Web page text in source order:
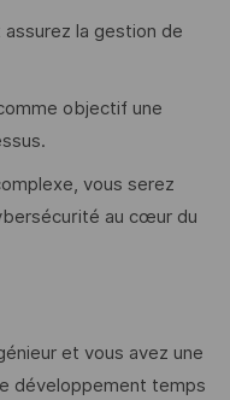
la gestion de
objectif une
vous serez
au cœur du
et vous avez une
développement temps